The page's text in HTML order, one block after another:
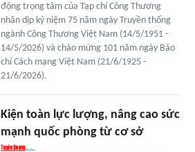
động trọng tâm của Tạp chí Công Thương
nhân dịp kỷ niệm 75 năm ngày Truyền thống
ngành Công Thương Việt Nam (14/5/1951 -
14/5/2026) và chào mừng 101 năm ngày Báo
chí Cách mạng Việt Nam (21/6/1925 -
21/6/2026).
Kiện toàn lực lượng, nâng cao sức
mạnh quốc phòng từ cơ sở